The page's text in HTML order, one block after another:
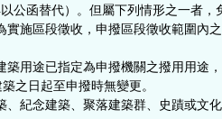
替代）。但屬下列情形之一者，
區段徵收，申撥區段徵收範圍內
途已指定為申撥機關之撥用用途
起至申撥時無變更。
念建築、聚落建築群、史蹟或文